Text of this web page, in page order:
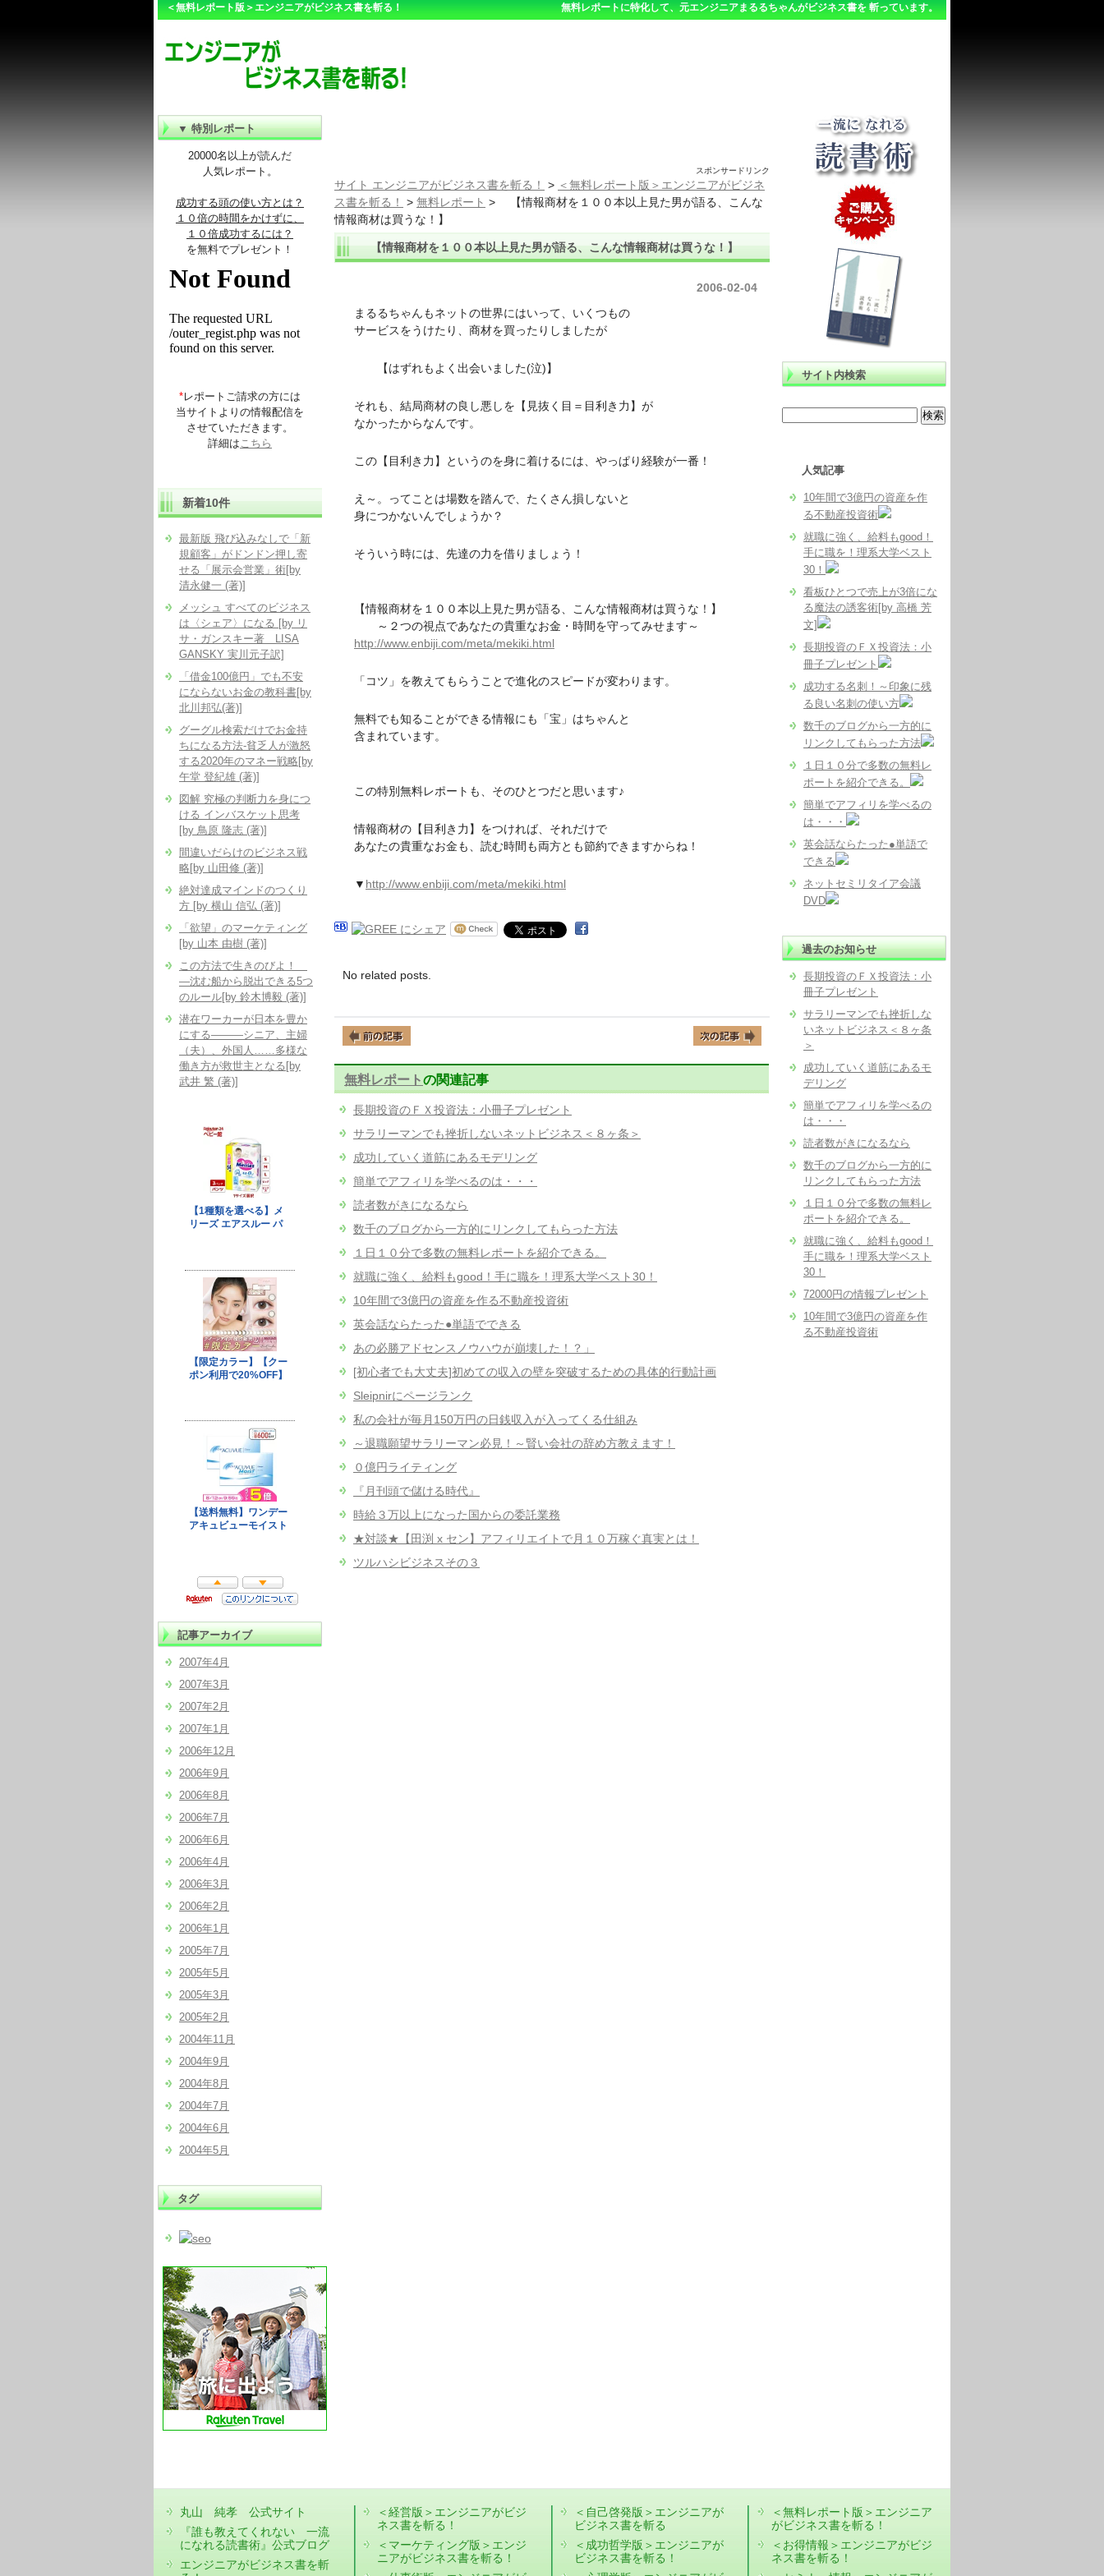
＜無料レポート版＞エンジニアがビジネス書を斬る！ 無料レポートに特化して、元エンジニアまるるちゃんがビジネス書を 斬っています。
スポンサードリンク
サイト エンジニアがビジネス書を斬る！ > ＜無料レポート版＞エンジニアがビジネ
ス書を斬る！
> 無料レポート >
【情報商材を１００本以上見た男が語る、こんな
情報商材は買うな！】
【情報商材を１００本以上見た男が語る、こんな情報商材は買うな！】
2006-02-04
まるるちゃんもネットの世界にはいって、いくつもの
サービスをうけたり、商材を買ったりしましたが
【はずれもよく出会いました(泣)】
それも、結局商材の良し悪しを【見抜く目＝目利き力】が
なかったからなんです。
この【目利き力】というのを身に着けるには、やっぱり経験が一番！
え～。ってことは場数を踏んで、たくさん損しないと
身につかないんでしょうか？
そういう時には、先達の力を借りましょう！
【情報商材を１００本以上見た男が語る、こんな情報商材は買うな！】
～２つの視点であなたの貴重なお金・時間を守ってみせます～
http://www.enbiji.com/meta/mekiki.html
「コツ」を教えてもらうことで進化のスピードが変わります。
無料でも知ることができる情報にも「宝」はちゃんと
含まれています。
この特別無料レポートも、そのひとつだと思います♪
情報商材の【目利き力】をつければ、それだけで
あなたの貴重なお金も、読む時間も両方とも節約できますからね！
▼ http://www.enbiji.com/meta/mekiki.html
No related posts.
無料レポートの関連記事
長期投資のＦＸ投資法：小冊子プレゼント
サラリーマンでも挫折しないネットビジネス＜８ヶ条＞
成功していく道筋にあるモデリング
簡単でアフィリを学べるのは・・・
読者数がきになるなら
数千のブログから一方的にリンクしてもらった方法
１日１０分で多数の無料レポートを紹介できる。
就職に強く、給料もgood！手に職を！理系大学ベスト30！
10年間で3億円の資産を作る不動産投資術
英会話ならたった●単語でできる
あの必勝アドセンスノウハウが崩壊した！？」
[初心者でも大丈夫]初めての収入の壁を突破するための具体的行動計画
Sleipnirにページランク
私の会社が毎月150万円の日銭収入が入ってくる仕組み
～退職願望サラリーマン必見！～賢い会社の辞め方教えます！
０億円ライティング
『月刊頭で儲ける時代』
時給３万以上になった国からの委託業務
★対談★【田渕 x セン】アフィリエイトで月１０万稼ぐ真実とは！
ツルハシビジネスその３
サイト内検索
人気記事
10年間で3億円の資産を作
る不動産投資術
就職に強く、給料もgood！
手に職を！理系大学ベスト
30！
看板ひとつで売上が3倍にな
る魔法の誘客術[by 高橋 芳
文]
長期投資のＦＸ投資法：小
冊子プレゼント
成功する名刺！～印象に残
る良い名刺の使い方
数千のブログから一方的に
リンクしてもらった方法
１日１０分で多数の無料レ
ポートを紹介できる。
簡単でアフィリを学べるの
は・・・
英会話ならたった●単語で
できる
ネットセミリタイア会議
DVD
過去のお知らせ
長期投資のＦＸ投資法：小
冊子プレゼント
サラリーマンでも挫折しな
いネットビジネス＜８ヶ条
＞
成功していく道筋にあるモ
デリング
簡単でアフィリを学べるの
は・・・
読者数がきになるなら
数千のブログから一方的に
リンクしてもらった方法
１日１０分で多数の無料レ
ポートを紹介できる。
就職に強く、給料もgood！
手に職を！理系大学ベスト
30！
72000円の情報プレゼント
10年間で3億円の資産を作
る不動産投資術
▼ 特別レポート
20000名以上が読んだ
人気レポート。
成功する頭の使い方とは？
１０倍の時間をかけずに、
１０倍成功するには？
を無料でプレゼント！
*レポートご請求の方には
当サイトよりの情報配信を
させていただきます。
詳細はこちら
新着10件
最新版 飛び込みなしで「新
規顧客」がドンドン押し寄
せる「展示会営業」術[by
清永健一 (著)]
メッシュ すべてのビジネス
は〈シェア〉になる [by リ
サ・ガンスキー著 LISA
GANSKY 実川元子訳]
「借金100億円」でも不安
にならないお金の教科書[by
北川邦弘(著)]
グーグル検索だけでお金持
ちになる方法-貧乏人が激怒
する2020年のマネー戦略[by
午堂 登紀雄 (著)]
図解 究極の判断力を身につ
ける インバスケット思考
[by 鳥原 隆志 (著)]
間違いだらけのビジネス戦
略[by 山田修 (著)]
絶対達成マインドのつくり
方 [by 横山 信弘 (著)]
「欲望」のマーケティング
[by 山本 由樹 (著)]
この方法で生きのびよ！
―沈む船から脱出できる5つ
のルール[by 鈴木博毅 (著)]
潜在ワーカーが日本を豊か
にする―――シニア、主婦
（夫）、外国人……多様な
働き方が救世主となる[by
武井 繁 (著)]
記事アーカイブ
2007年4月
2007年3月
2007年2月
2007年1月
2006年12月
2006年9月
2006年8月
2006年7月
2006年6月
2006年4月
2006年3月
2006年2月
2006年1月
2005年7月
2005年5月
2005年3月
2005年2月
2004年11月
2004年9月
2004年8月
2004年7月
2004年6月
2004年5月
タグ
丸山 純孝 公式サイト
『誰も教えてくれない 一流
になれる読書術』公式ブログ
エンジニアがビジネス書を斬
＜経営版＞エンジニアがビジ
ネス書を斬る！
＜マーケティング版＞エンジ
ニアがビジネス書を斬る！
＜自己啓発版＞エンジニアが
ビジネス書を斬る
＜成功哲学版＞エンジニアが
ビジネス書を斬る！
＜無料レポート版＞エンジニア
がビジネス書を斬る！
＜お得情報＞エンジニアがビジ
ネス書を斬る！